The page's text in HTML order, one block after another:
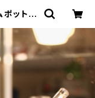
ポット |
着